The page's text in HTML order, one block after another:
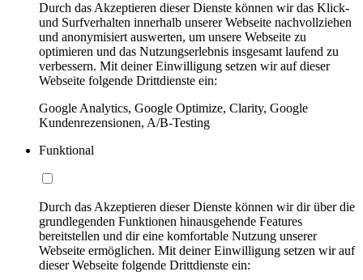
Durch das Akzeptieren dieser Dienste können wir das Klick-
und Surfverhalten innerhalb unserer Webseite nachvollziehen
und anonymisiert auswerten, um unsere Webseite zu
optimieren und das Nutzungserlebnis insgesamt laufend zu
verbessern. Mit deiner Einwilligung setzen wir auf dieser
Webseite folgende Drittdienste ein:
Google Analytics, Google Optimize, Clarity, Google
Kundenrezensionen, A/B-Testing
Funktional
Durch das Akzeptieren dieser Dienste können wir dir über die
grundlegenden Funktionen hinausgehende Features
bereitstellen und dir eine komfortable Nutzung unserer
Webseite ermöglichen. Mit deiner Einwilligung setzen wir auf
dieser Webseite folgende Drittdienste ein: